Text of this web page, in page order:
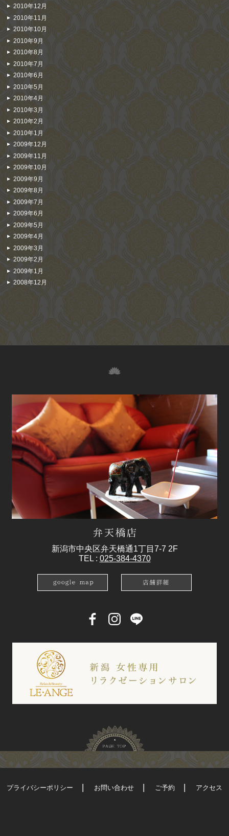
2010年12月
2010年11月
2010年10月
2010年9月
2010年8月
2010年7月
2010年6月
2010年5月
2010年4月
2010年3月
2010年2月
2010年1月
2009年12月
2009年11月
2009年10月
2009年9月
2009年8月
2009年7月
2009年6月
2009年5月
2009年4月
2009年3月
2009年2月
2009年1月
2008年12月
新潟市中央区弁天橋通1丁目7-7 2F
TEL : 025-384-4370
プライバシーポリシー お問い合わせ ご予約 アクセス